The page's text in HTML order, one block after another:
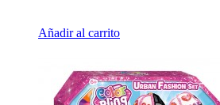
Añadir al carrito